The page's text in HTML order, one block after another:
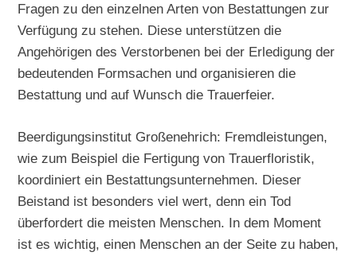
Fragen zu den einzelnen Arten von Bestattungen zur
Verfügung zu stehen. Diese unterstützen die
Angehörigen des Verstorbenen bei der Erledigung der
bedeutenden Formsachen und organisieren die
Bestattung und auf Wunsch die Trauerfeier.
Beerdigungsinstitut Großenehrich: Fremdleistungen,
wie zum Beispiel die Fertigung von Trauerfloristik,
koordiniert ein Bestattungsunternehmen. Dieser
Beistand ist besonders viel wert, denn ein Tod
überfordert die meisten Menschen. In dem Moment
ist es wichtig, einen Menschen an der Seite zu haben,